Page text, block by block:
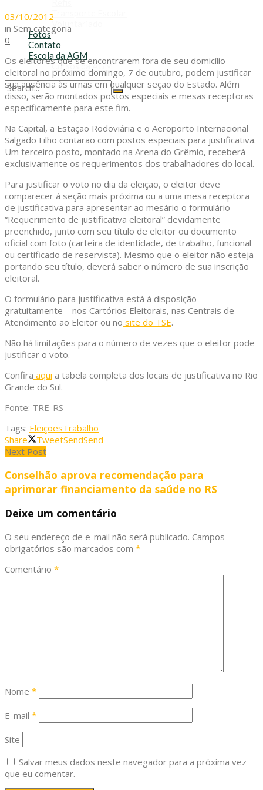
Transporte Escolar
Voluntariado
Fotos
Contato
Escola da AGM
Cursos da AGM
No Result
View All Result
03/10/2012
in Sem categoria
0
Os eleitores que se encontrarem fora de seu domicílio
eleitoral no próximo domingo, 7 de outubro, podem justificar
sua ausência às urnas em qualquer seção do Estado. Além
disso, serão montados postos especiais e mesas receptoras
especificamente para este fim.
Na Capital, a Estação Rodoviária e o Aeroporto Internacional
Salgado Filho contarão com postos especiais para justificativa.
Um terceiro posto, montado na Arena do Grêmio, receberá
exclusivamente os requerimentos dos trabalhadores do local.
Para justificar o voto no dia da eleição, o eleitor deve
comparecer à seção mais próxima ou a uma mesa receptora
de justificativa para apresentar ao mesário o formulário
“Requerimento de justificativa eleitoral” devidamente
preenchido, junto com seu título de eleitor ou documento
oficial com foto (carteira de identidade, de trabalho, funcional
ou certificado de reservista). Mesmo que o eleitor não esteja
portando seu título, deverá saber o número de sua inscrição
eleitoral.
O formulário para justificativa está à disposição –
gratuitamente – nos Cartórios Eleitorais, nas Centrais de
Atendimento ao Eleitor ou no site do TSE.
Não há limitações para o número de vezes que o eleitor pode
justificar o voto.
Confira aqui a tabela completa dos locais de justificativa no Rio
Grande do Sul.
Fonte: TRE-RS
Tags: EleiçõesTrabalho
Share
TweetSendSend
Next Post
Conselhão aprova recomendação para
aprimorar financiamento da saúde no RS
Deixe um comentário
O seu endereço de e-mail não será publicado. Campos
obrigatórios são marcados com *
Comentário *
Nome *
E-mail *
Site
Salvar meus dados neste navegador para a próxima vez
que eu comentar.